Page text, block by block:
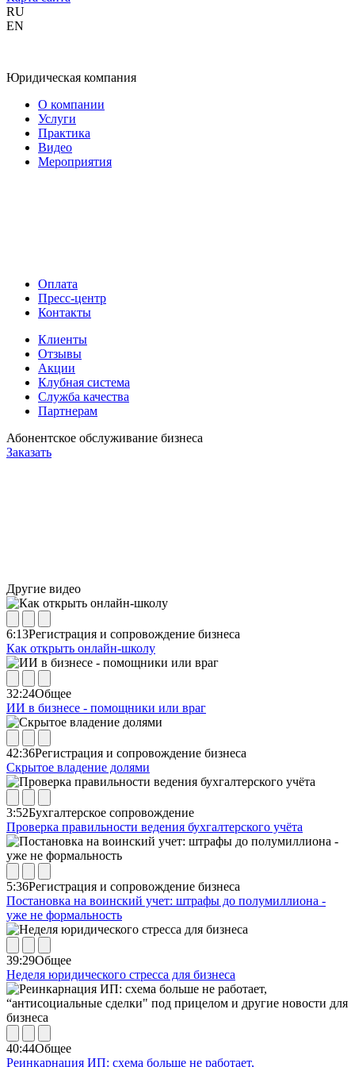
RU
EN
Юридическая компания
О компании
Услуги
Практика
Видео
Мероприятия
Оплата
Пресс-центр
Контакты
Клиенты
Отзывы
Акции
Клубная система
Служба качества
Партнерам
Абонентское обслуживание бизнеса
Заказать
Другие видео
6:13Регистрация и сопровождение бизнеса
Как открыть онлайн-школу
32:24Общее
ИИ в бизнесе - помощники или враг
42:36Регистрация и сопровождение бизнеса
Скрытое владение долями
3:52Бухгалтерское сопровождение
Проверка правильности ведения бухгалтерского учёта
5:36Регистрация и сопровождение бизнеса
Постановка на воинский учет: штрафы до полумиллиона -
уже не формальность
39:29Общее
Неделя юридического стресса для бизнеса
40:44Общее
Реинкарнация ИП: схема больше не работает,